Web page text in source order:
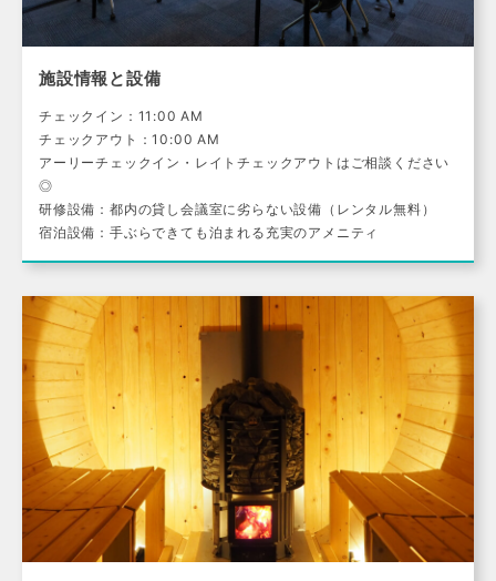
施設情報と設備
チェックイン：11:00 AM
チェックアウト：10:00 AM
アーリーチェックイン・レイトチェックアウトはご相談ください
◎
研修設備：都内の貸し会議室に劣らない設備（レンタル無料）
宿泊設備：手ぶらできても泊まれる充実のアメニティ